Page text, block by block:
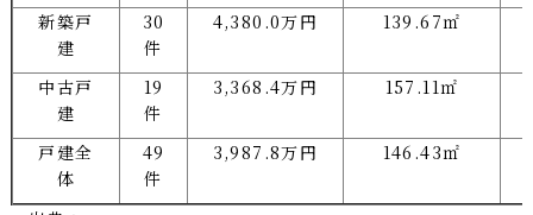
新築戸
建
30
件
4,380.0万円 139.67㎡
中古戸
建
19
件
3,368.4万円 157.11㎡
戸建全
体
49
件
3,987.8万円 146.43㎡